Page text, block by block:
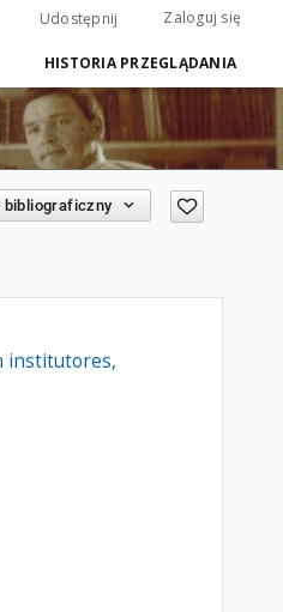
Udostępnij Zaloguj się
HISTORIA PRZEGLĄDANIA
bibliograficzny
institutores,